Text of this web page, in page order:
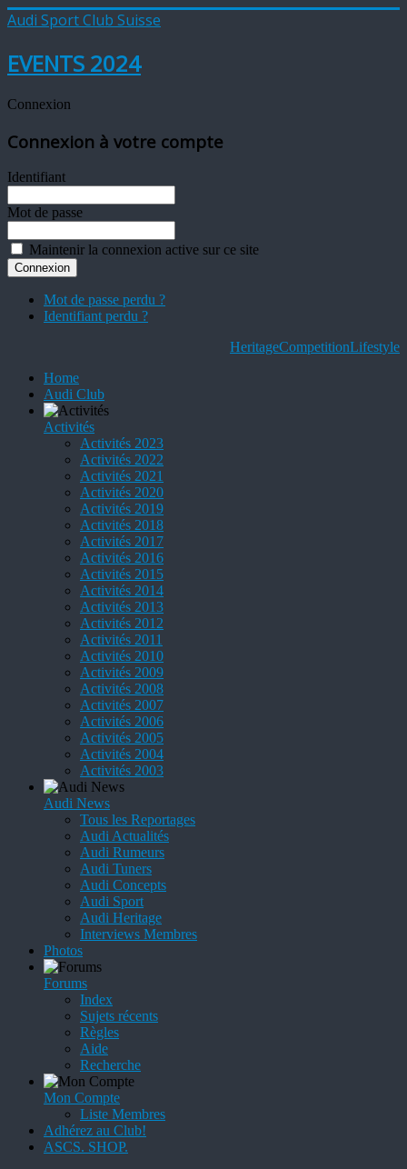
Audi Sport Club Suisse
EVENTS 2024
Connexion
Connexion à votre compte
Identifiant
Mot de passe
Maintenir la connexion active sur ce site
Mot de passe perdu ?
Identifiant perdu ?
HeritageCompetitionLifestyle
Home
Audi Club
Activités
Activités 2023
Activités 2022
Activités 2021
Activités 2020
Activités 2019
Activités 2018
Activités 2017
Activités 2016
Activités 2015
Activités 2014
Activités 2013
Activités 2012
Activités 2011
Activités 2010
Activités 2009
Activités 2008
Activités 2007
Activités 2006
Activités 2005
Activités 2004
Activités 2003
Audi News
Tous les Reportages
Audi Actualités
Audi Rumeurs
Audi Tuners
Audi Concepts
Audi Sport
Audi Heritage
Interviews Membres
Photos
Forums
Index
Sujets récents
Règles
Aide
Recherche
Mon Compte
Liste Membres
Adhérez au Club!
ASCS. SHOP.